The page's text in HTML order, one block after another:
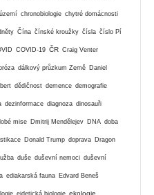
chronobiologie chytré domácnosti
Čína čínské kroužky čísla číslo Pí
COVID-19 ČR Craig Venter
dálkový průzkum Země Daniel
dědičnost demence demografie
dezinformace diagnoza dinosauři
mise Dmitrij Mendělejev DNA doba
Donald Trump doprava Dragon
duše duševní nemoci duševní
ediakarská fauna Edvard Beneš
eidetická biologie ekologie